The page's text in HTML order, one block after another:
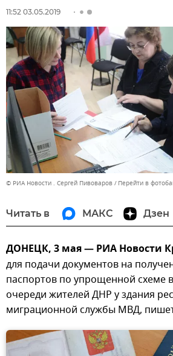
11:52 03.05.2019
© РИА Новости . Сергей Пивоваров Перейти в
Читать в МАКС Дзен
ДОНЕЦК, 3 мая — РИА Новости
для подачи документов на
паспортов по упрощенной схеме
очереди жителей ДНР у здания
миграционной службы МВД,